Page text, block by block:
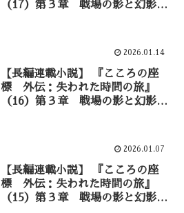
（17）第３章 戦場の影と幻影の
2026.01.14
【長編連載小説】 『こころの座
標 外伝：失われた時間の旅』
（16）第３章 戦場の影と幻影の
2026.01.07
【長編連載小説】 『こころの座
標 外伝：失われた時間の旅』
（15）第３章 戦場の影と幻影の